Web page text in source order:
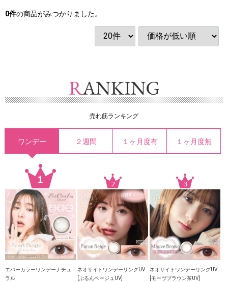
0件の商品がみつかりました。
売れ筋ランキング
ワンデー ２週間 １ヶ月度有 １ヶ月度無
エバーカラーワンデーナチュ
ラル
ネオサイトワンデーリングUV
[ぷるんベージュUV]
ネオサイトワンデーリングUV
[モーヴブラウン茶UV]